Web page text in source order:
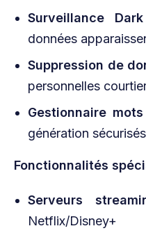
Surveillance
données
Suppression de
personnelles
Gestionnaire
génération sécurisés
Fonctionnalités
Serveurs
Netflix/Disney+